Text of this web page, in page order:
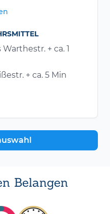
+ ca. 1
+ ca. 5 Min
Belangen